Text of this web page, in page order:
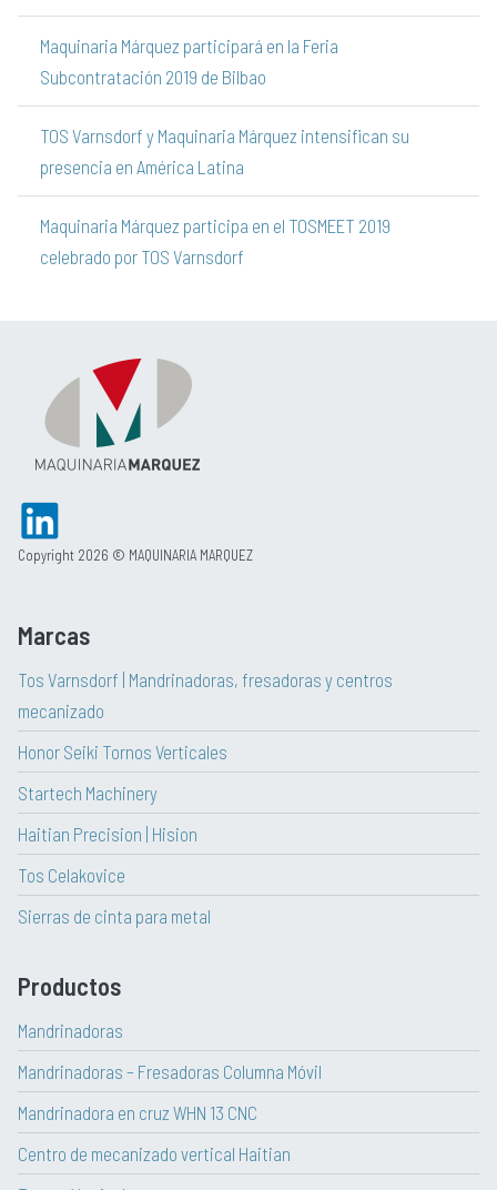
Maquinaria Márquez participará en la Feria
Subcontratación 2019 de Bilbao
TOS Varnsdorf y Maquinaria Márquez intensifican su
presencia en América Latina
Maquinaria Márquez participa en el TOSMEET 2019
celebrado por TOS Varnsdorf
Copyright 2026 © MAQUINARIA MARQUEZ
Marcas
Tos Varnsdorf | Mandrinadoras, fresadoras y centros
mecanizado
Honor Seiki Tornos Verticales
Startech Machinery
Haitian Precision | Hision
Tos Celakovice
Sierras de cinta para metal
Productos
Mandrinadoras
Mandrinadoras – Fresadoras Columna Móvil
Mandrinadora en cruz WHN 13 CNC
Centro de mecanizado vertical Haitian